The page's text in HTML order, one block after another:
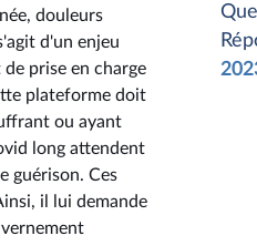
douleurs
d'un enjeu
prise en charge
plateforme doit
ou ayant
long attendent
guérison. Ces
il lui demande